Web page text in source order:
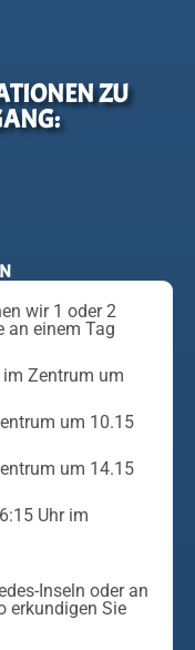
ZU
wir 1 oder 2
an einem Tag
Zentrum um
um 10.15
um 14.15
Uhr im
Inseln oder an
erkundigen Sie